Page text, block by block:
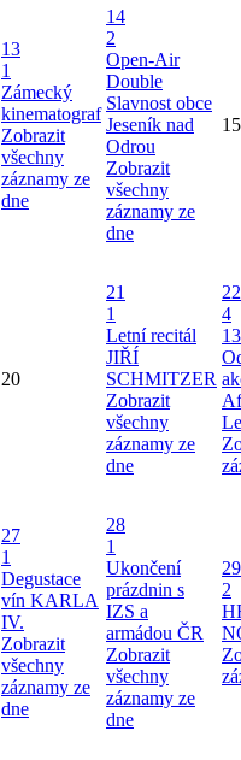
13
1
Zámecký
kinematograf
Zobrazit
všechny
záznamy ze
dne
14
2
Open-Air
Double
Slavnost obce
Jeseník nad
Odrou
Zobrazit
všechny
záznamy ze
dne
15
20
21
1
Letní recitál
JIŘÍ
SCHMITZER
Zobrazit
všechny
záznamy ze
dne
22
4
27
1
Degustace
vín KARLA
IV.
Zobrazit
všechny
záznamy ze
dne
28
1
Ukončení
prázdnin s
IZS a
armádou ČR
Zobrazit
všechny
záznamy ze
dne
29
2